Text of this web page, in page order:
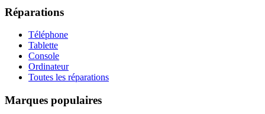
Réparations
Téléphone
Tablette
Console
Ordinateur
Toutes les réparations
Marques populaires